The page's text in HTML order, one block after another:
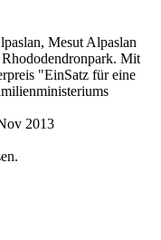
Mesut Alpaslan
Mit
"EinSatz für eine
2013